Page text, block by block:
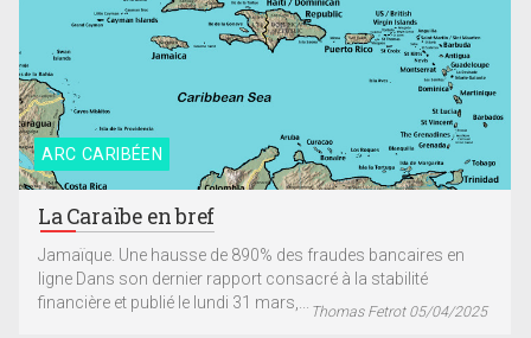
ARC CARIBÉEN
La Caraïbe en bref
Jamaïque. Une hausse de 890% des fraudes bancaires en
ligne Dans son dernier rapport consacré à la stabilité
financière et publié le lundi 31 mars,... Thomas Fetrot 05/04/2025